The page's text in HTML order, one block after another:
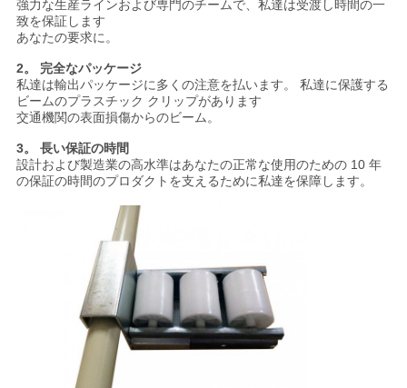
強力な生産ラインおよび専門のチームで、私達は受渡し時間の一
致を保証します
あなたの要求に。
2。 完全なパッケージ
私達は輸出パッケージに多くの注意を払います。 私達に保護する
ビームのプラスチック クリップがあります
交通機関の表面損傷からのビーム。
3。 長い保証の時間
設計および製造業の高水準はあなたの正常な使用のための 10 年
の保証の時間のプロダクトを支えるために私達を保障します。